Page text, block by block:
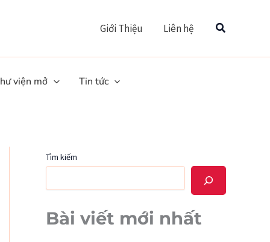
Giới Thiệu Liên hệ Tìm
viện mở Tin tức
Tìm kiếm
Bài viết mới nhất